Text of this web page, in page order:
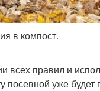
в компост.
всех правил и
уже будет